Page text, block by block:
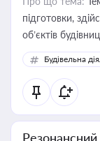
підготовки,
об’єктів
Будівельна